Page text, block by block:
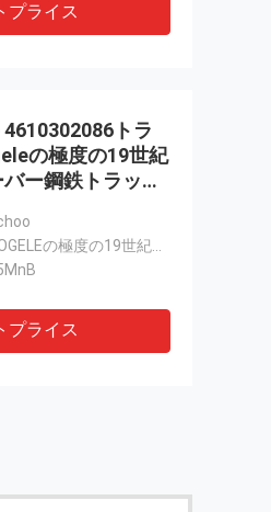
プライス
トラ
の極度の19世紀
ー鋼鉄トラック
プライス